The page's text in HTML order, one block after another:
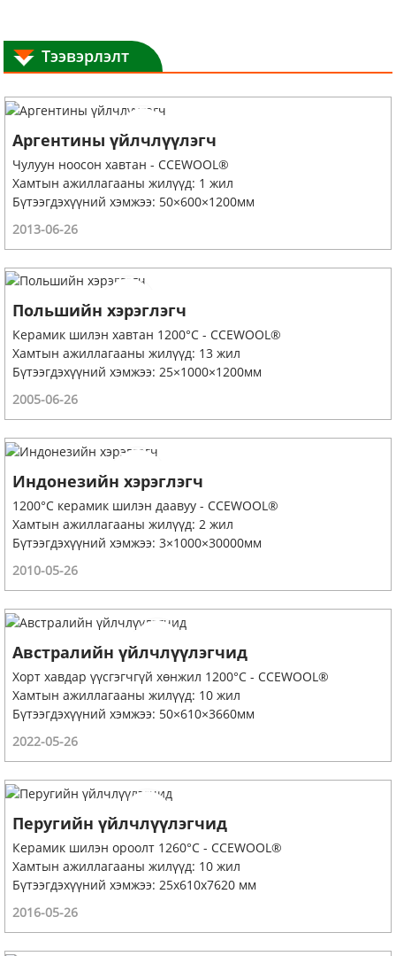
Тээвэрлэлт
Аргентины үйлчлүүлэгч
Чулуун ноосон хавтан - CCEWOOL®
Хамтын ажиллагааны жилүүд: 1 жил
Бүтээгдэхүүний хэмжээ: 50×600×1200мм
2013-06-26
Польшийн хэрэглэгч
Керамик шилэн хавтан 1200°C - CCEWOOL®
Хамтын ажиллагааны жилүүд: 13 жил
Бүтээгдэхүүний хэмжээ: 25×1000×1200мм
2005-06-26
Индонезийн хэрэглэгч
1200°C керамик шилэн даавуу - CCEWOOL®
Хамтын ажиллагааны жилүүд: 2 жил
Бүтээгдэхүүний хэмжээ: 3×1000×30000мм
2010-05-26
Австралийн үйлчлүүлэгчид
Хорт хавдар үүсгэгчгүй хөнжил 1200°C - CCEWOOL®
Хамтын ажиллагааны жилүүд: 10 жил
Бүтээгдэхүүний хэмжээ: 50×610×3660мм
2022-05-26
Перугийн үйлчлүүлэгчид
Керамик шилэн ороолт 1260°C - CCEWOOL®
Хамтын ажиллагааны жилүүд: 10 жил
Бүтээгдэхүүний хэмжээ: 25x610x7620 мм
2016-05-26